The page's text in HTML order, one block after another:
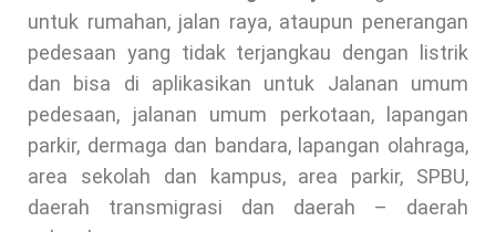
untuk rumahan, jalan raya, ataupun penerangan
pedesaan yang tidak terjangkau dengan listrik
dan bisa di aplikasikan untuk Jalanan umum
pedesaan, jalanan umum perkotaan, lapangan
parkir, dermaga dan bandara, lapangan olahraga,
area sekolah dan kampus, area parkir, SPBU,
daerah transmigrasi dan daerah – daerah